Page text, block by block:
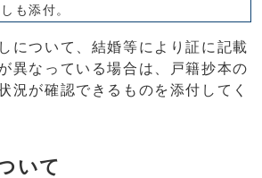
しも添付。
について、結婚等により証に記載
異なっている場合は、戸籍抄本の
況が確認できるものを添付してく
いて